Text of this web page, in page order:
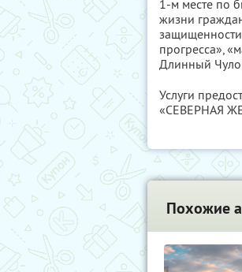
1-м месте по
жизни
прогресса»,
Длинный
Услуги
«СЕВЕРНАЯ
Похожие